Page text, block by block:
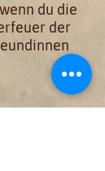
du die
der